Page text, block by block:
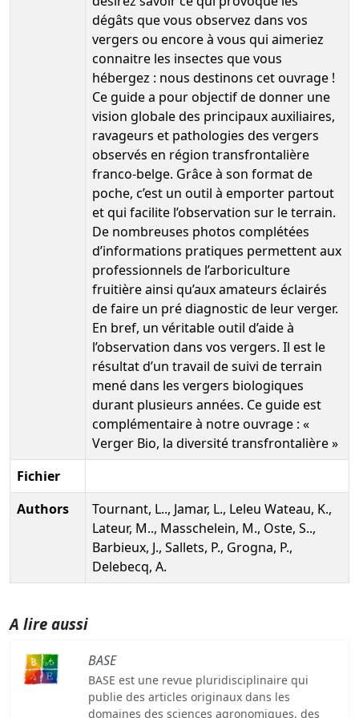
dégâts que vous observez dans vos
vergers ou encore à vous qui aimeriez
connaitre les insectes que vous
hébergez : nous destinons cet ouvrage !
Ce guide a pour objectif de donner une
vision globale des principaux auxiliaires,
ravageurs et pathologies des vergers
observés en région transfrontalière
franco-belge. Grâce à son format de
poche, c’est un outil à emporter partout
et qui facilite l’observation sur le terrain.
De nombreuses photos complétées
d’informations pratiques permettent aux
professionnels de l’arboriculture
fruitière ainsi qu’aux amateurs éclairés
de faire un pré diagnostic de leur verger.
En bref, un véritable outil d’aide à
l’observation dans vos vergers. Il est le
résultat d’un travail de suivi de terrain
mené dans les vergers biologiques
durant plusieurs années. Ce guide est
complémentaire à notre ouvrage : «
Verger Bio, la diversité transfrontalière »
Fichier
Authors
Tournant, L.., Jamar, L., Leleu Wateau, K.,
Lateur, M.., Masschelein, M., Oste, S..,
Barbieux, J., Sallets, P., Grogna, P.,
Delebecq, A.
A lire aussi
BASE
BASE est une revue pluridisciplinaire qui
publie des articles originaux dans les
domaines des sciences agronomiques, des